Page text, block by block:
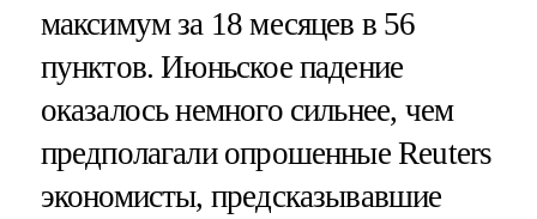
максимум за 18 месяцев в 56
пунктов. Июньское падение
оказалось немного сильнее, чем
предполагали опрошенные Reuters
экономисты, предсказывавшие